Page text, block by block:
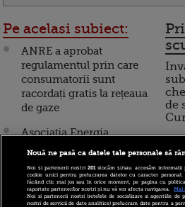
Pe acelasi subiect:
ANRE a aprobat
regulamentul prin care
consumatorii sunt
racordați gratis la rețeaua
de gaze
Asociaţia Energia
Inteligentă: Racordarea
gaze prezintă
dezavantaje şi riscuri
pentru consumatori
de
Nouă ne pasă ca datele tale personale să
Noi și partenerii noștri201stocăm și/sau accesăm informații
cookie unici pentru prelucrarea datelor cu caracter personal.
făcând clic mai jos sau în orice moment, pe pagina cu
raportate partenerilor noștri și nu vă vor afecta navigarea.
Mai
Noi si partenerii nostri (retelele de socializare si agentiile de
nostri de servicii de date analitice) prelucram date pentru a